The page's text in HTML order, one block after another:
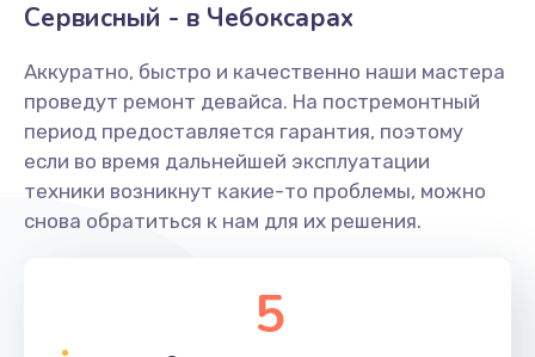
Сервисный - в Чебоксарах
Аккуратно, быстро и качественно наши мастера
проведут ремонт девайса. На постремонтный
период предоставляется гарантия, поэтому
если во время дальнейшей эксплуатации
техники возникнут какие-то проблемы, можно
снова обратиться к нам для их решения.
5